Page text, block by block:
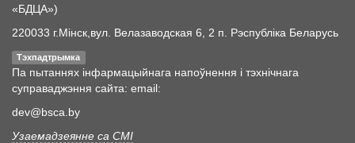
«БДЦА»)
220033 г.Мінск,вул. Велазаводская 6, 2 п. Рэспубліка Беларусь
Тэхпадтрымка
Па пытаннях інфармацыйнага напоўнення і тэхнічнага
суправаджэння сайта: email:
dev@bsca.by
Узаемадзеянне са СМІ